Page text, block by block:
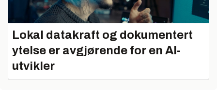
Lokal datakraft og dokumentert
ytelse er avgjørende for en AI-
utvikler